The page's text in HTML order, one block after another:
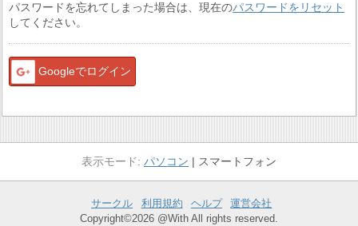
パスワードを忘れてしまった場合は、現在のパスワードをリセット
してください。
Googleでログイン
パソコン スマートフォン
サークル 利用規約 ヘルプ
運営会社
Copyright©2026 @With All rights reserved.